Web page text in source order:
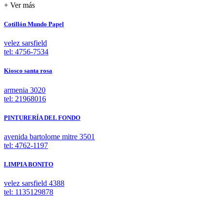
+ Ver más
Cotillón Mundo Papel
velez sarsfield
tel: 4756-7534
Kiosco santa rosa
armenia 3020
tel: 21968016
PINTURERÍA DEL FONDO
avenida bartolome mitre 3501
tel: 4762-1197
LIMPIA BONITO
velez sarsfield 4388
tel: 1135129878